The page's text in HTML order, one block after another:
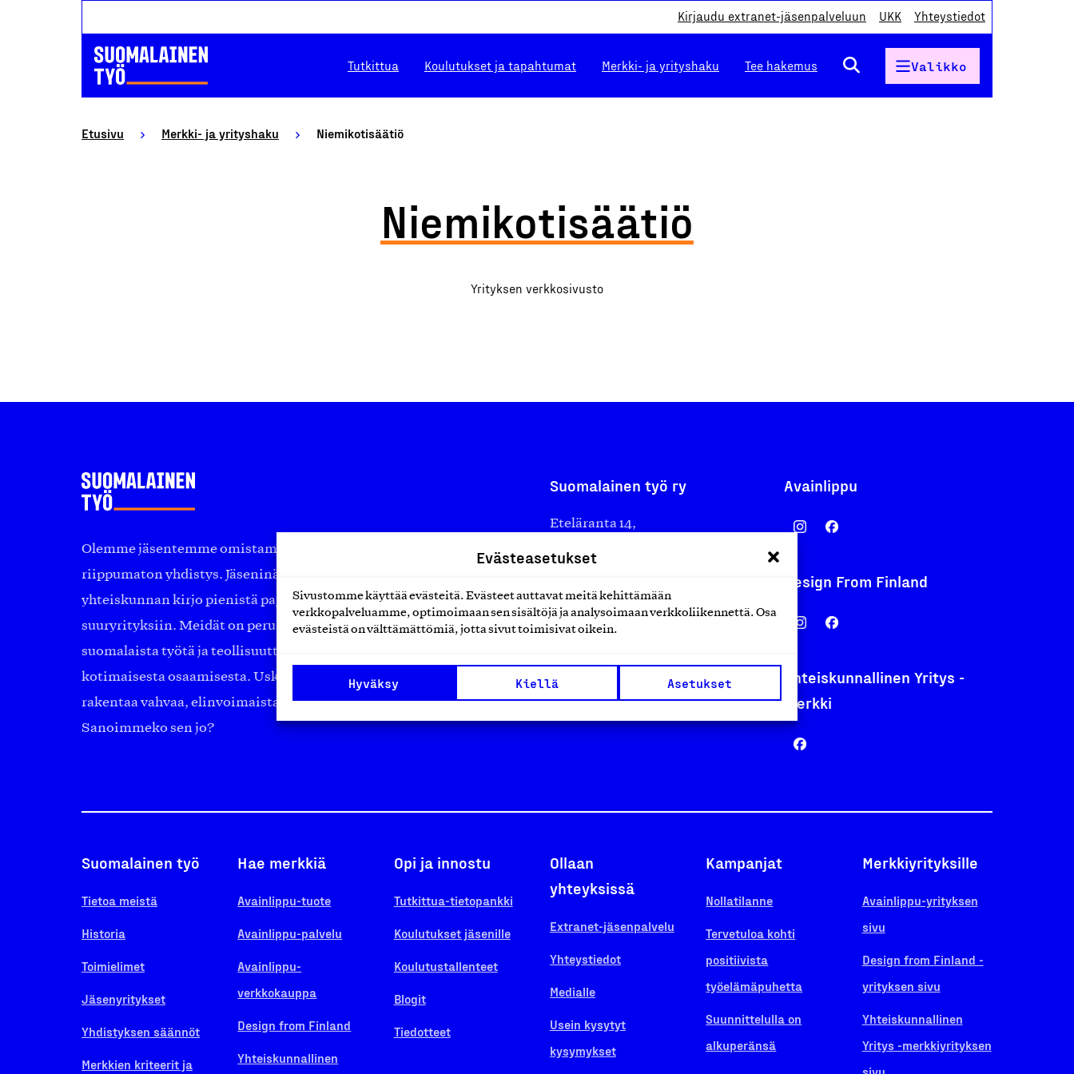
Evästeasetukset
Sivustomme käyttää evästeitä. Evästeet auttavat meitä kehittämään
verkkopalveluamme, optimoimaan sen sisältöjä ja analysoimaan verkkoliikennettä. Osa
evästeistä on välttämättömiä, jotta sivut toimisivat oikein.
Hyväksy Kiellä Asetukset
Kirjaudu extranet-jäsenpalveluun UKK Yhteystiedot
Tutkittua Koulutukset ja tapahtumat Merkki- ja yrityshaku Tee hakemus Valikko
Etusivu Merkki- ja yrityshaku Niemikotisäätiö
Niemikotisäätiö
Yrityksen verkkosivusto
Olemme jäsentemme omistama puolueeton, työmarkkinajärjestöistä
riippumaton yhdistys. Jäseninämme on koko suomalaisen
yhteiskunnan kirjo pienistä pajoista ja yhteisöistä kansainvälisiin
suuryrityksiin. Meidät on perustettu yli 100 vuotta sitten edistämään
suomalaista työtä ja teollisuutta sekä nostamaan ylpeyttä
kotimaisesta osaamisesta. Uskomme yhä, että työ yhdistää ihmisiä ja
rakentaa vahvaa, elinvoimaista yhteiskuntaa. Me rakastamme työtä!
Sanoimmeko sen jo?
Suomalainen työ ry
Eteläranta 14,
asiakaspalvelu@suomalainentyo.fi
laskutus@suomalainentyo.fi
Avainlippu
Design From Finland
Yhteiskunnallinen Yritys -
merkki
Suomalainen työ
Tietoa meistä
Historia
Toimielimet
Jäsenyritykset
Yhdistyksen säännöt
Merkkien kriteerit ja
Hae merkkiä
Avainlippu-tuote
Avainlippu-palvelu
Avainlippu-
verkkokauppa
Design from Finland
Yhteiskunnallinen
Opi ja innostu
Tutkittua-tietopankki
Koulutukset jäsenille
Koulutustallenteet
Blogit
Tiedotteet
Ollaan
yhteyksissä
Extranet-jäsenpalvelu
Yhteystiedot
Medialle
Usein kysytyt
kysymykset
Kampanjat
Nollatilanne
Tervetuloa kohti
positiivista
työelämäpuhetta
Suunnittelulla on
alkuperänsä
Merkkiyrityksille
Avainlippu-yrityksen
sivu
Design from Finland -
yrityksen sivu
Yhteiskunnallinen
Yritys -merkkiyrityksen